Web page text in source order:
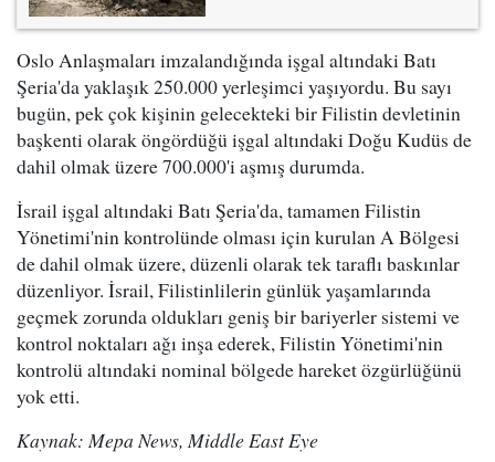
Oslo Anlaşmaları imzalandığında işgal altındaki Batı
Şeria'da yaklaşık 250.000 yerleşimci yaşıyordu. Bu sayı
bugün, pek çok kişinin gelecekteki bir Filistin devletinin
başkenti olarak öngördüğü işgal altındaki Doğu Kudüs de
dahil olmak üzere 700.000'i aşmış durumda.
İsrail işgal altındaki Batı Şeria'da, tamamen Filistin
Yönetimi'nin kontrolünde olması için kurulan A Bölgesi
de dahil olmak üzere, düzenli olarak tek taraflı baskınlar
düzenliyor. İsrail, Filistinlilerin günlük yaşamlarında
geçmek zorunda oldukları geniş bir bariyerler sistemi ve
kontrol noktaları ağı inşa ederek, Filistin Yönetimi'nin
kontrolü altındaki nominal bölgede hareket özgürlüğünü
yok etti.
Kaynak: Mepa News, Middle East Eye